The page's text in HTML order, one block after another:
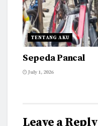
TENTANG AKU
Sepeda Pancal
July 1, 2026
Leave a Reply